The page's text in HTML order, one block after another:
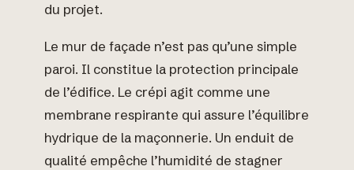
du projet.
Le mur de façade n’est pas qu’une simple
paroi. Il constitue la protection principale
de l’édifice. Le crépi agit comme une
membrane respirante qui assure l’équilibre
hydrique de la maçonnerie. Un enduit de
qualité empêche l’humidité de stagner